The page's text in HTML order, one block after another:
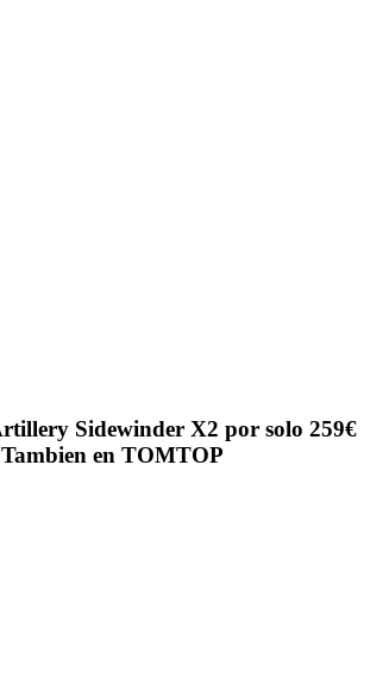
Sidewinder X2 por solo 259€
en TOMTOP